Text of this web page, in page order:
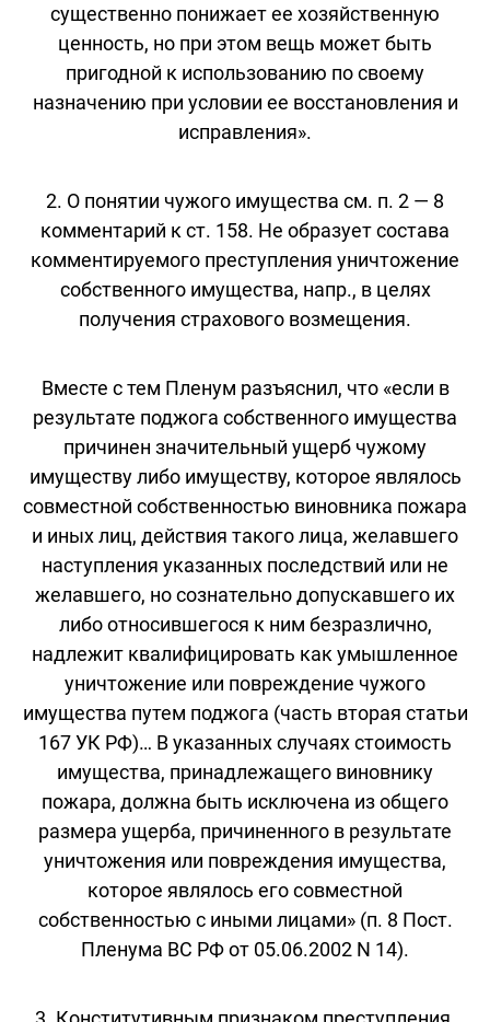
существенно понижает ее хозяйственную
ценность, но при этом вещь может быть
пригодной к использованию по своему
назначению при условии ее восстановления и
исправления».
2. О понятии чужого имущества см. п. 2 — 8
комментарий к ст. 158. Не образует состава
комментируемого преступления уничтожение
собственного имущества, напр., в целях
получения страхового возмещения.
Вместе с тем Пленум разъяснил, что «если в
результате поджога собственного имущества
причинен значительный ущерб чужому
имуществу либо имуществу, которое являлось
совместной собственностью виновника пожара
и иных лиц, действия такого лица, желавшего
наступления указанных последствий или не
желавшего, но сознательно допускавшего их
либо относившегося к ним безразлично,
надлежит квалифицировать как умышленное
уничтожение или повреждение чужого
имущества путем поджога (часть вторая статьи
167 УК РФ)… В указанных случаях стоимость
имущества, принадлежащего виновнику
пожара, должна быть исключена из общего
размера ущерба, причиненного в результате
уничтожения или повреждения имущества,
которое являлось его совместной
собственностью с иными лицами» (п. 8 Пост.
Пленума ВС РФ от 05.06.2002 N 14).